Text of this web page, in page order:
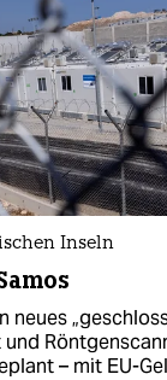
Inseln
– mit EU-